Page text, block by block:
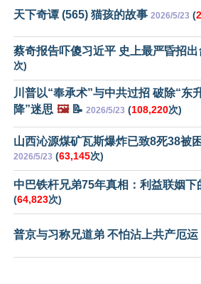
天下奇谭 (565) 猫孩的故事 2026/5/23 (
蔡奇报告吓傻习近平 史上最严昏招出
次)
川普以“奉承术”与中共过招 破除“东
降”迷思 🖼️📝 2026/5/23 (108,220次)
山西沁源煤矿瓦斯爆炸已致8死38被
2026/5/23 (63,145次)
中巴铁杆兄弟75年真相：利益联姻下
(64,823次)
普京与习称兄道弟 不怕沾上共产厄运